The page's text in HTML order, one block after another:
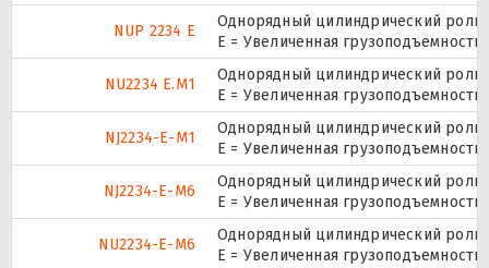
NUP 2234 E
Однорядный цилиндрический
Е = Увеличенная грузоподъемность.
NU2234 E.M1
Однорядный цилиндрический
E = Увеличенная
NJ2234-E-M1
Однорядный цилиндрический
E = Увеличенная
NJ2234-E-M6
Однорядный цилиндрический
E = Увеличенная
NU2234-E-M6
Однорядный цилиндрический
E = Увеличенная